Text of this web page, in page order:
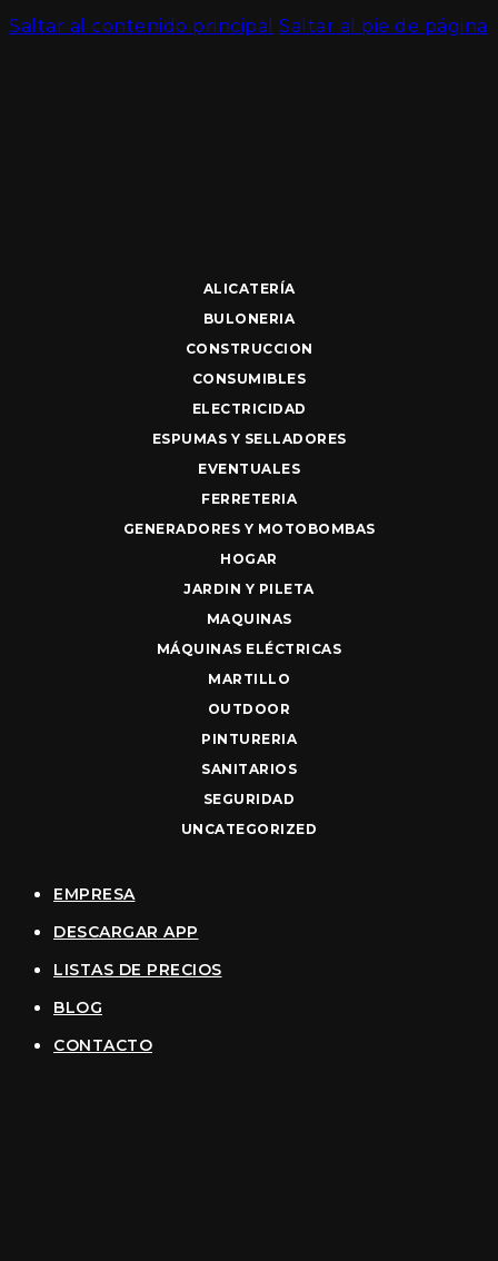
Saltar al contenido principal Saltar al pie de página
ALICATERÍA
BULONERIA
CONSTRUCCION
CONSUMIBLES
ELECTRICIDAD
ESPUMAS Y SELLADORES
EVENTUALES
FERRETERIA
GENERADORES Y MOTOBOMBAS
HOGAR
JARDIN Y PILETA
MAQUINAS
MÁQUINAS ELÉCTRICAS
MARTILLO
OUTDOOR
PINTURERIA
SANITARIOS
SEGURIDAD
UNCATEGORIZED
EMPRESA
DESCARGAR APP
LISTAS DE PRECIOS
BLOG
CONTACTO